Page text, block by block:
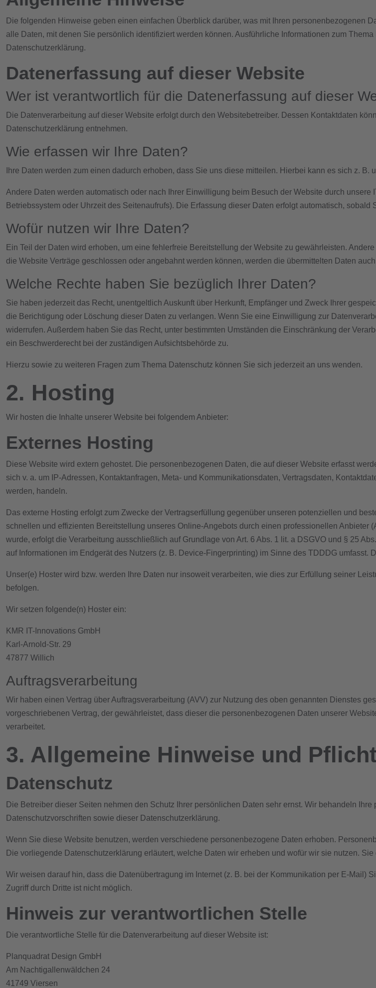
Die folgenden Hinweise geben einen einfachen Überblick darüber, was mit Ihren personenbezogenen
alle Daten, mit denen Sie persönlich identifiziert werden können. Ausführliche Informationen zum
Datenschutzerklärung.
Datenerfassung auf dieser Website
Wer ist verantwortlich für die Datenerfassung auf dieser
Die Datenverarbeitung auf dieser Website erfolgt durch den Websitebetreiber. Dessen Kontaktdaten
Datenschutzerklärung entnehmen.
Wie erfassen wir Ihre Daten?
Ihre Daten werden zum einen dadurch erhoben, dass Sie uns diese mitteilen. Hierbei kann es sich z.
Andere Daten werden automatisch oder nach Ihrer Einwilligung beim Besuch der Website durch
Betriebssystem oder Uhrzeit des Seitenaufrufs). Die Erfassung dieser Daten erfolgt automatisch, sobald
Wofür nutzen wir Ihre Daten?
Ein Teil der Daten wird erhoben, um eine fehlerfreie Bereitstellung der Website zu gewährleisten.
die Website Verträge geschlossen oder angebahnt werden können, werden die übermittelten Daten
Welche Rechte haben Sie bezüglich Ihrer Daten?
Sie haben jederzeit das Recht, unentgeltlich Auskunft über Herkunft, Empfänger und Zweck Ihrer
die Berichtigung oder Löschung dieser Daten zu verlangen. Wenn Sie eine Einwilligung zur
widerrufen. Außerdem haben Sie das Recht, unter bestimmten Umständen die Einschränkung der
ein Beschwerderecht bei der zuständigen Aufsichtsbehörde zu.
Hierzu sowie zu weiteren Fragen zum Thema Datenschutz können Sie sich jederzeit an uns wenden.
2. Hosting
Wir hosten die Inhalte unserer Website bei folgendem Anbieter:
Externes Hosting
Diese Website wird extern gehostet. Die personenbezogenen Daten, die auf dieser Website erfasst
sich v. a. um IP-Adressen, Kontaktanfragen, Meta- und Kommunikationsdaten, Vertragsdaten,
werden, handeln.
Das externe Hosting erfolgt zum Zwecke der Vertragserfüllung gegenüber unseren potenziellen und
schnellen und effizienten Bereitstellung unseres Online-Angebots durch einen professionellen Anbieter
wurde, erfolgt die Verarbeitung ausschließlich auf Grundlage von Art. 6 Abs. 1 lit. a DSGVO und § 25
auf Informationen im Endgerät des Nutzers (z. B. Device-Fingerprinting) im Sinne des TDDDG umfasst.
Unser(e) Hoster wird bzw. werden Ihre Daten nur insoweit verarbeiten, wie dies zur Erfüllung seiner
befolgen.
Wir setzen folgende(n) Hoster ein:
KMR IT-Innovations GmbH
Karl-Arnold-Str. 29
47877 Willich
Auftragsverarbeitung
Wir haben einen Vertrag über Auftragsverarbeitung (AVV) zur Nutzung des oben genannten Dienstes
vorgeschriebenen Vertrag, der gewährleistet, dass dieser die personenbezogenen Daten unserer
verarbeitet.
3. Allgemeine Hinweise und
Datenschutz
Die Betreiber dieser Seiten nehmen den Schutz Ihrer persönlichen Daten sehr ernst. Wir behandeln
Datenschutzvorschriften sowie dieser Datenschutzerklärung.
Wenn Sie diese Website benutzen, werden verschiedene personenbezogene Daten erhoben.
Die vorliegende Datenschutzerklärung erläutert, welche Daten wir erheben und wofür wir sie nutzen.
Wir weisen darauf hin, dass die Datenübertragung im Internet (z. B. bei der Kommunikation per E-Mail)
Zugriff durch Dritte ist nicht möglich.
Hinweis zur verantwortlichen Stelle
Die verantwortliche Stelle für die Datenverarbeitung auf dieser Website ist:
Planquadrat Design GmbH
Am Nachtigallenwäldchen 24
41749 Viersen